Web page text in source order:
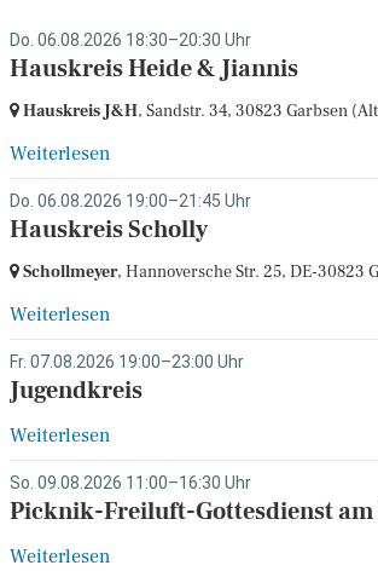
Do. 06.08.2026 18:30–20:30 Uhr
Hauskreis Heide & Jiannis
Hauskreis J&H, Sandstr. 34, 30823 Garbsen
Weiterlesen
Do. 06.08.2026 19:00–21:45 Uhr
Hauskreis Scholly
Schollmeyer, Hannoversche Str. 25, DE-30823
Weiterlesen
Fr. 07.08.2026 19:00–23:00 Uhr
Jugendkreis
Weiterlesen
So. 09.08.2026 11:00–16:30 Uhr
Picknik-Freiluft-Gottesdienst
Weiterlesen